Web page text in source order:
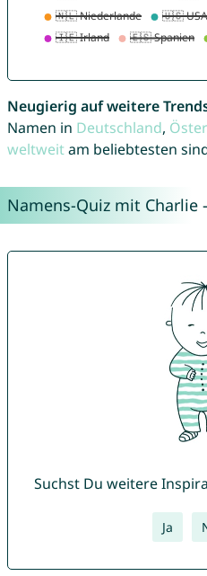
Neugierig auf weitere
Namen in Deutschland,
weltweitam beliebtesten
Namens-Quiz mit Charlie
Suchst Du weitere
Ja